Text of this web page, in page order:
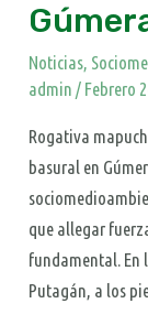
Noticias,
admin/ Febrero
Rogativa
basural en
que allegar
fundamental. En
Putagán, a los